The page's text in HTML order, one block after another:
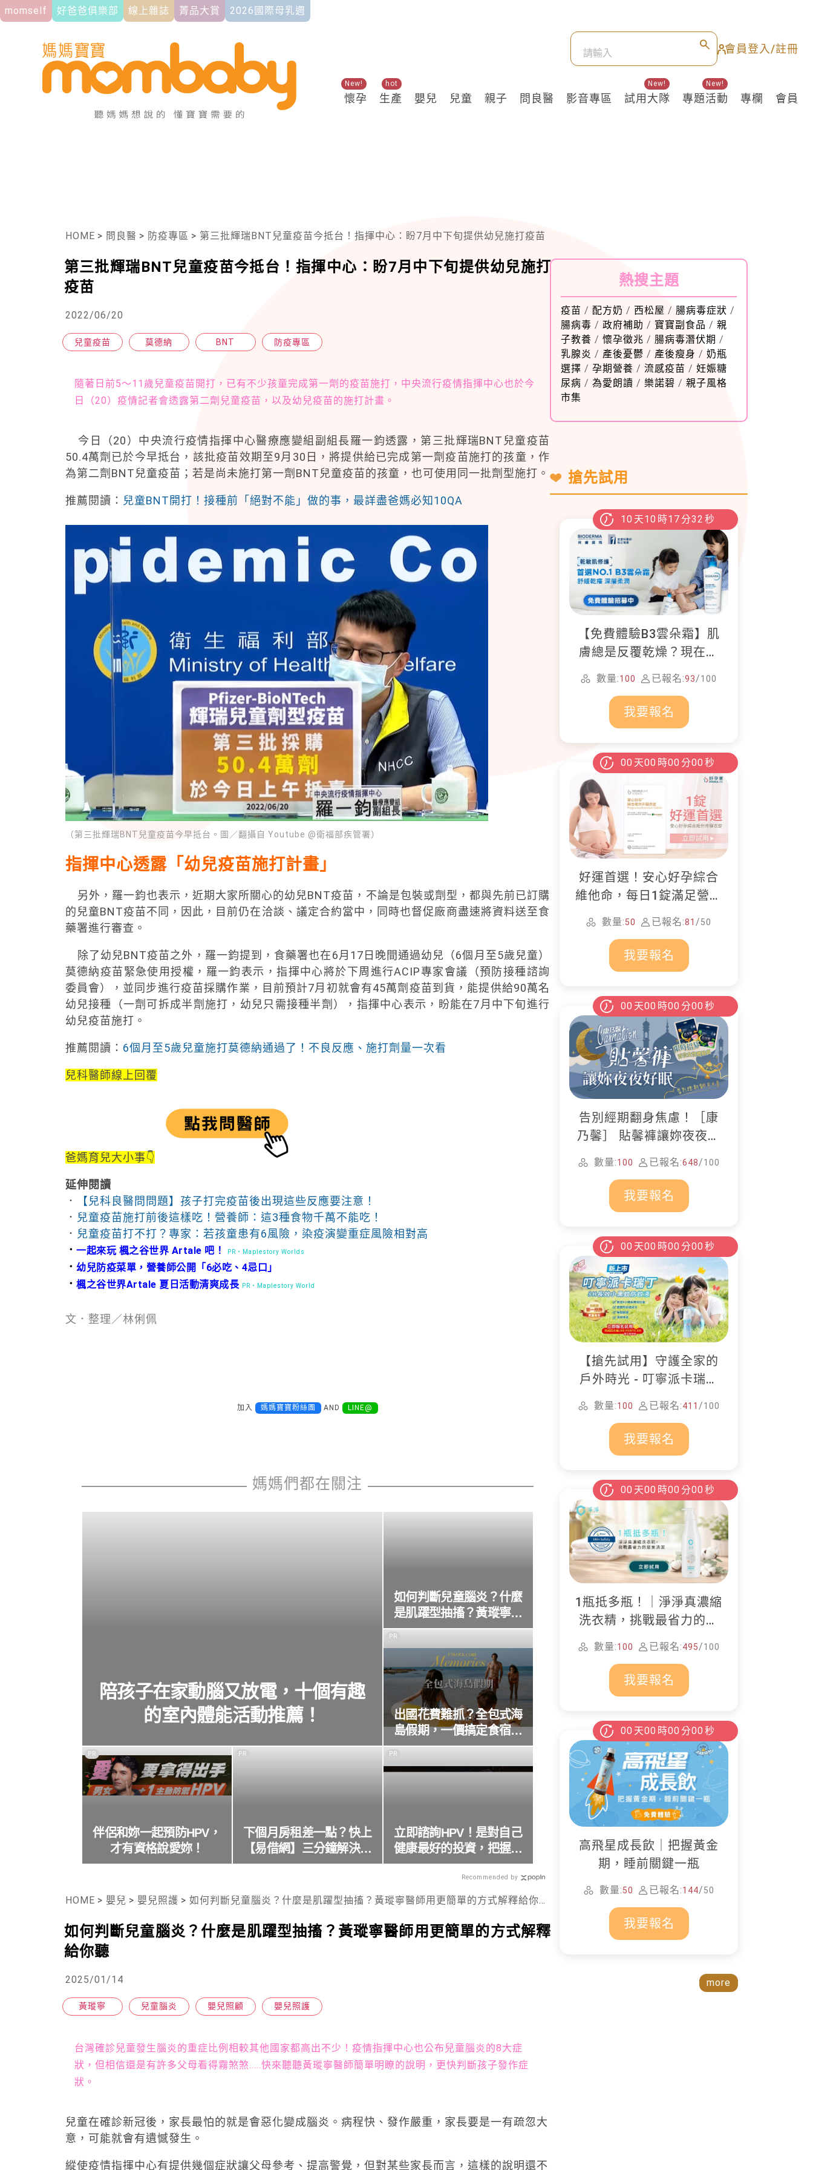
momself 好爸爸俱樂部 線上雜誌 菁品大賞 2026國際母乳週
會員登入/註冊
懷孕
New!
生產
hot
嬰兒 兒童 親子 問良醫 影音專區 試用大隊
New!
專題活動
New!
專欄 會員
HOME > 問良醫 > 防疫專區 > 第三批輝瑞BNT兒童疫苗今抵台！指揮中心：盼7月中下旬提供幼兒施打疫苗
第三批輝瑞BNT兒童疫苗今抵台！指揮中心：盼7月中下旬提供幼兒施打
疫苗
2022/06/20
兒童疫苗 莫德納 BNT 防疫專區
隨著日前5～11歲兒童疫苗開打，已有不少孩童完成第一劑的疫苗施打，中央流行疫情指揮中心也於今
日（20）疫情記者會透露第二劑兒童疫苗，以及幼兒疫苗的施打計畫。
今日（20）中央流行疫情指揮中心醫療應變組副組長羅一鈞透露，第三批輝瑞BNT兒童疫苗
50.4萬劑已於今早抵台，該批疫苗效期至9月30日，將提供給已完成第一劑疫苗施打的孩童，作
為第二劑BNT兒童疫苗；若是尚未施打第一劑BNT兒童疫苗的孩童，也可使用同一批劑型施打。
推薦閱讀： 兒童BNT開打！接種前「絕對不能」做的事，最詳盡爸媽必知10QA
（第三批輝瑞BNT兒童疫苗今早抵台。圖／翻攝自 Youtube @衛福部疾管署）
指揮中心透露「幼兒疫苗施打計畫」
另外，羅一鈞也表示，近期大家所關心的幼兒BNT疫苗，不論是包裝或劑型，都與先前已訂購
的兒童BNT疫苗不同，因此，目前仍在洽談、議定合約當中，同時也督促廠商盡速將資料送至食
藥署進行審查。
除了幼兒BNT疫苗之外，羅一鈞提到，食藥署也在6月17日晚間通過幼兒（6個月至5歲兒童）
莫德納疫苗緊急使用授權，羅一鈞表示，指揮中心將於下周進行ACIP專家會議（預防接種諮詢
委員會），並同步進行疫苗採購作業，目前預計7月初就會有45萬劑疫苗到貨，能提供給90萬名
幼兒接種（一劑可拆成半劑施打，幼兒只需接種半劑），指揮中心表示，盼能在7月中下旬進行
幼兒疫苗施打。
推薦閱讀： 6個月至5歲兒童施打莫德納通過了！不良反應、施打劑量一次看
兒科醫師線上回覆
爸媽育兒大小事👇
延伸閱讀
．
【兒科良醫問問題】孩子打完疫苗後出現這些反應要注意！
． 兒童疫苗施打前後這樣吃！營養師：這3種食物千萬不能吃！
． 兒童疫苗打不打？專家：若孩童患有6風險，染疫演變重症風險相對高
．一起來玩 楓之谷世界 Artale 吧！ PR・Maplestory Worlds
．幼兒防疫菜單，營養師公開「6必吃、4忌口」
．楓之谷世界Artale 夏日活動清爽成長 PR・Maplestory World
文．整理／林俐佩
加入 媽媽寶寶粉絲團 AND LINE@
媽媽們都在關注
陪孩子在家動腦又放電，十個有趣
的室內體能活動推薦！
如何判斷兒童腦炎？什麼
是肌躍型抽搐？黃瑽寧醫
師用更簡單的方式解釋給
出國花費難抓？全包式海
島假期，一價搞定食宿玩
樂，省錢更省心！
PR
伴侶和妳一起預防HPV，
才有資格說愛妳！
PR
下個月房租差一點？快上
【易借網】三分鐘解決燃
眉之急
PR
立即諮詢HPV！是對自己
健康最好的投資，把握現
在不嫌晚！
PR
Recommended by
HOME > 嬰兒 > 嬰兒照護 > 如何判斷兒童腦炎？什麼是肌躍型抽搐？黃瑽寧醫師用更簡單的方式解釋給你聽
如何判斷兒童腦炎？什麼是肌躍型抽搐？黃瑽寧醫師用更簡單的方式解釋
給你聽
2025/01/14
黃瑽寧 兒童腦炎 嬰兒照顧 嬰兒照護
台灣確診兒童發生腦炎的重症比例相較其他國家都高出不少！疫情指揮中心也公布兒童腦炎的8大症
狀，但相信還是有許多父母看得霧煞煞.....快來聽聽黃瑽寧醫師簡單明瞭的說明，更快判斷孩子發作症
狀。
兒童在確診新冠後，家長最怕的就是會惡化變成腦炎。病程快、發作嚴重，家長要是一有疏忽大
意，可能就會有遺憾發生。
縱使疫情指揮中心有提供幾個症狀讓父母參考、提高警覺，但對某些家長而言，這樣的說明還不
熱搜主題
疫苗 / 配方奶 / 西松屋 / 腸病毒症狀 /
腸病毒 / 政府補助 / 寶寶副食品 / 親
子教養 / 懷孕徵兆 / 腸病毒潛伏期 /
乳腺炎 / 產後憂鬱 / 產後瘦身 / 奶瓶
選擇 / 孕期營養 / 流感疫苗 / 妊娠糖
尿病 / 為愛朗讀 / 樂諾碧 / 親子風格
市集
搶先試用
10 天10 時17分31 秒
【免費體驗B3雲朵霜】肌
膚總是反覆乾燥？現在就
加入貝膚黛瑪修護體驗計
畫！
數量:100 已報名:93/100
我要報名
00 天00 時00 分00 秒
好運首選！安心好孕綜合
維他命，每日1錠滿足營養
所需
數量:50 已報名:81 /50
我要報名
00 天00 時00 分00 秒
告別經期翻身焦慮！［康
乃馨］ 貼馨褲讓妳夜夜好
數量:100 已報名:648/100
我要報名
00 天00 時00 分00 秒
【搶先試用】守護全家的
戶外時光 - 叮寧派卡瑞丁
防蚊液
數量:100 已報名:411 /100
我要報名
00 天00 時00 分00 秒
1瓶抵多瓶！｜淨淨真濃縮
洗衣精，挑戰最省力的居
家清潔
數量:100 已報名:495/100
我要報名
00 天00 時00 分00 秒
高飛星成長飲｜把握黃金
期，睡前關鍵一瓶
數量:50 已報名:144/50
我要報名
more